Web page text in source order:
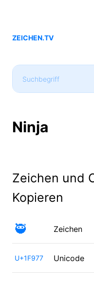
ZEICHEN.TV
Ninja
Zeichen und
Kopieren
🥷 Zeichen
U+1F977 Unicode